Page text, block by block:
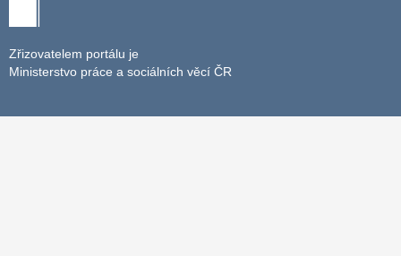
Zřizovatelem portálu je
Ministerstvo práce a sociálních věcí ČR